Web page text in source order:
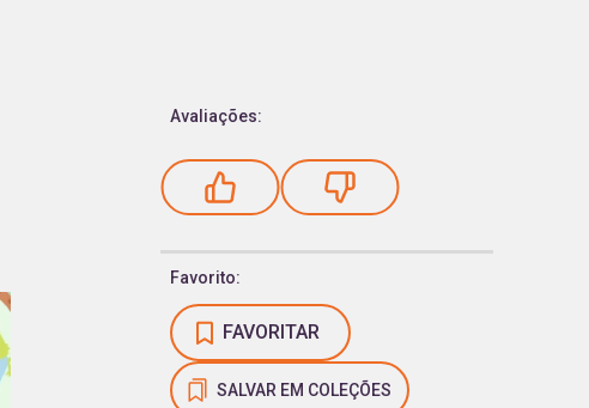
Avaliações:
Favorito:
FAVORITAR
SALVAR EM COLEÇÕES